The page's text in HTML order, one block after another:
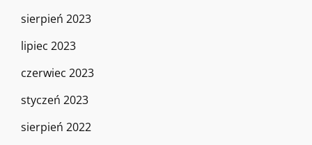
sierpień 2023
lipiec 2023
czerwiec 2023
styczeń 2023
sierpień 2022